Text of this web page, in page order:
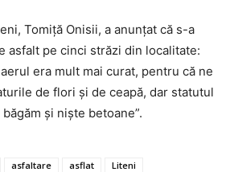
Tomiță Onisii, a anunțat că s-a
asfalt pe cinci străzi din localitate:
era mult mai curat, pentru că ne
de flori și de ceapă, dar statutul
și niște betoane”.
asfaltare asflat
Liteni